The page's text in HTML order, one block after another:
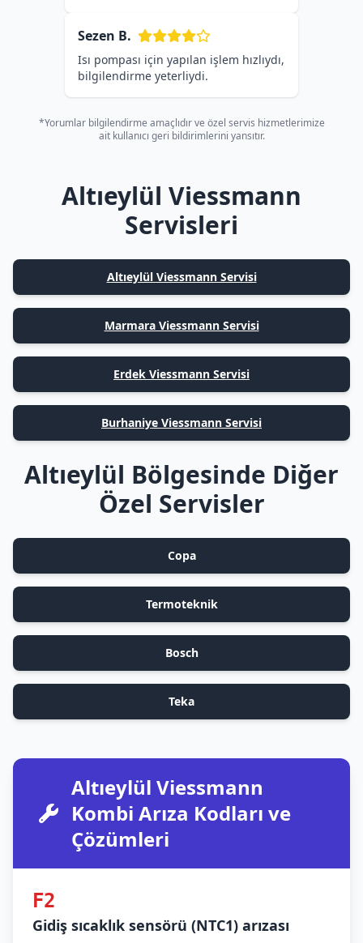
Sezen B.
Isı pompası için yapılan işlem hızlıydı,
bilgilendirme yeterliydi.
*Yorumlar bilgilendirme amaçlıdır ve özel servis hizmetlerimize
ait kullanıcı geri bildirimlerini yansıtır.
Altıeylül Viessmann
Servisleri
Altıeylül Viessmann Servisi
Marmara Viessmann Servisi
Erdek Viessmann Servisi
Burhaniye Viessmann Servisi
Altıeylül Bölgesinde Diğer
Özel Servisler
Copa
Termoteknik
Bosch
Teka
Altıeylül Viessmann
Kombi Arıza Kodları ve
Çözümleri
F2
Gidiş sıcaklık sensörü (NTC1) arızası